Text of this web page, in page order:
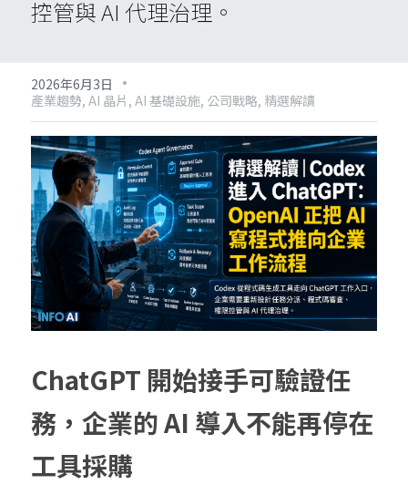
email聯絡
控管與 AI 代理治理。
2026年6月3日 ·
產業趨勢, AI 晶片, AI 基礎設施, 公司戰略, 精選解讀
ChatGPT 開始接手可驗證任
務，企業的 AI 導入不能再停在
工具採購